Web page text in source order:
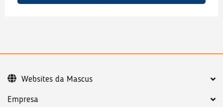
Empresa
Websites da Mascus